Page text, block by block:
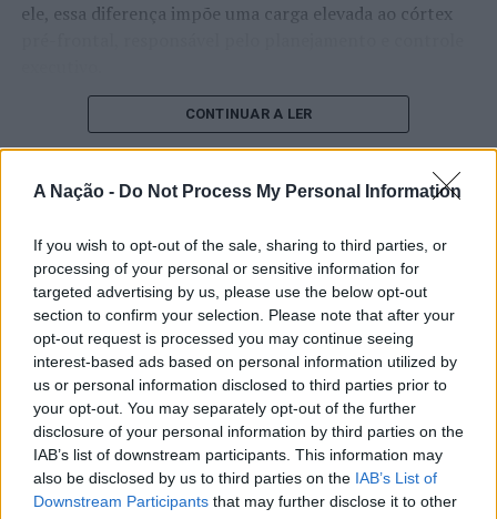
A Nação - Do Not Process My Personal Information
If you wish to opt-out of the sale, sharing to third parties, or
processing of your personal or sensitive information for
targeted advertising by us, please use the below opt-out
section to confirm your selection. Please note that after your
opt-out request is processed you may continue seeing
interest-based ads based on personal information utilized by
us or personal information disclosed to third parties prior to
your opt-out. You may separately opt-out of the further
disclosure of your personal information by third parties on the
IAB’s list of downstream participants. This information may
also be disclosed by us to third parties on the IAB’s List of
Downstream Participants that may further disclose it to other
ele, essa diferença impõe uma carga elevada ao córtex
O pesquisador afirma que plataformas digitais também
estimulam continuamente o sistema de recompensa do
cérebro, favorecendo a fadiga mental, a dificuldade de
manter a atenção e a procrastinação. Na sua visão,
aumentam a sensação de sobrecarga, enquanto o stress
prolongado pode elevar os níveis de cortisol e
prejudicar o desempenho cognitivo.
Fabiano de Abreu Agrela Rodrigues ressalta que não há
evidências de que o ambiente digital provoque mudanças
genéticas na espécie humana. A adaptação observada,
afirma, ocorre por meio da neuroplasticidade, processo
pelo qual os circuitos neurais se reorganizam em
resposta às experiências.
CONTINUAR A LER
“Millennium Estoril Open 2026”
regressou ao circuito ATP com
vitória do francês Luca Van Assche
Publicado 1 dia atrás on 07/08/2026
Por Ígor Lopes
O “Millennium Estoril Open 2026” decorreu entre os
dias 18 e 26 de julho, no Clube de Ténis do Estoril, em